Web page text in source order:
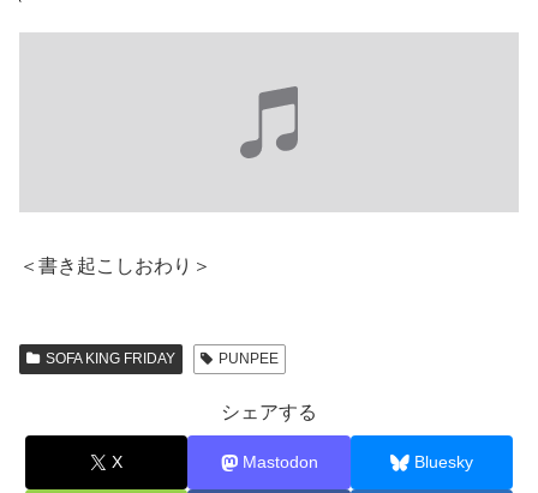
＜書き起こしおわり＞
SOFA KING FRIDAY PUNPEE
シェアする
X Mastodon Bluesky